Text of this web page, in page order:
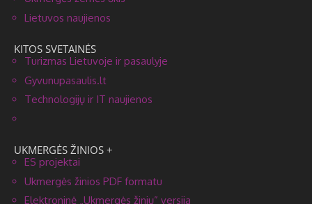
Lietuvos naujienos
KITOS SVETAINĖS
Turizmas Lietuvoje ir pasaulyje
Gyvunupasaulis.lt
Technologijų ir IT naujienos
UKMERGĖS ŽINIOS +
ES projektai
Ukmergės žinios PDF formatu
Elektroninė „Ukmergės žinių” versija